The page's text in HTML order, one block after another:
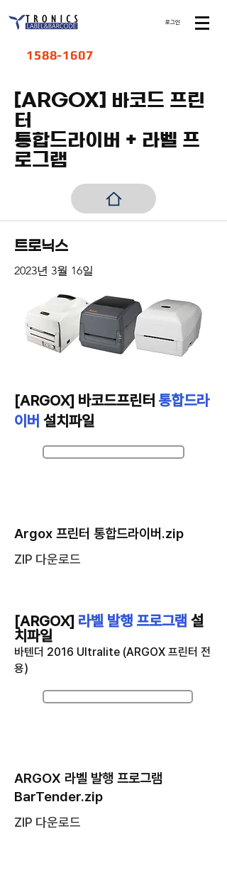
로그인
1588-1607
[ARGOX] 바코드 프린
터
​통합드라이버 + 라벨 프
로그램
트로닉스
2023년 3월 16일
[ARGOX] 바코드프린터 통합드라
이버 설치파일
Argox 프린터 통합드라이버.zip
ZIP 다운로드
[ARGOX] 라벨 발행 프로그램 설
치파일
바텐더 2016 Ultralite (ARGOX 프린터 전
용)
ARGOX 라벨 발행 프로그램
BarTender.zip
ZIP 다운로드